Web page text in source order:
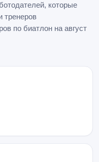
которые
тренеров
по биатлон на август